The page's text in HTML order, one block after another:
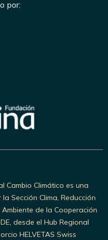
por:
Cambio Climático es una
Sección Clima, Reducción
de la Cooperación
desde el Hub Regional
HELVETAS Swiss